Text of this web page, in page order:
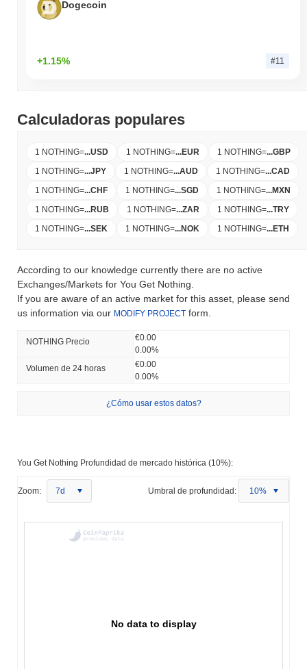
Dogecoin
+1.15% #11
Calculadoras populares
1 NOTHING=...USD 1 NOTHING=...EUR 1 NOTHING=...GBP
1 NOTHING=...JPY 1 NOTHING=...AUD 1 NOTHING=...CAD
1 NOTHING=...CHF 1 NOTHING=...SGD 1 NOTHING=...MXN
1 NOTHING=...RUB 1 NOTHING=...ZAR 1 NOTHING=...TRY
1 NOTHING=...SEK 1 NOTHING=...NOK 1 NOTHING=...ETH
According to our knowledge currently there are no active
Exchanges/Markets for You Get Nothing.
If you are aware of an active market for this asset, please send
us information via our MODIFY PROJECT form.
NOTHING Precio
€0.00
0.00%
Volumen de 24 horas
€0.00
0.00%
¿Cómo usar estos datos?
You Get Nothing Profundidad de mercado histórica (10%):
Zoom: 7d Umbral de profundidad: 10%
No data to display